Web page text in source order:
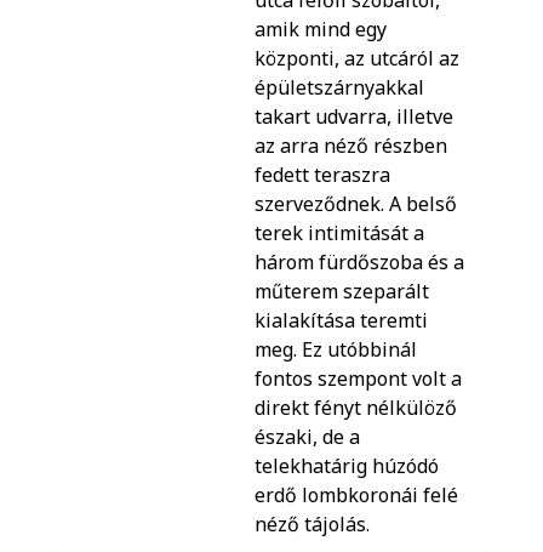
amik mind egy
központi, az utcáról az
épületszárnyakkal
takart udvarra, illetve
az arra néző részben
fedett teraszra
szerveződnek. A belső
terek intimitását a
három fürdőszoba és a
műterem szeparált
kialakítása teremti
meg. Ez utóbbinál
fontos szempont volt a
direkt fényt nélkülöző
északi, de a
telekhatárig húzódó
erdő lombkoronái felé
néző tájolás.